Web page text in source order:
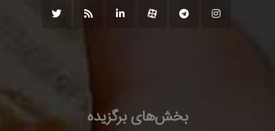
بخش‌های برگزیده